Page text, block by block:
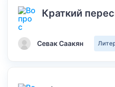
Краткий
Севак Саакян